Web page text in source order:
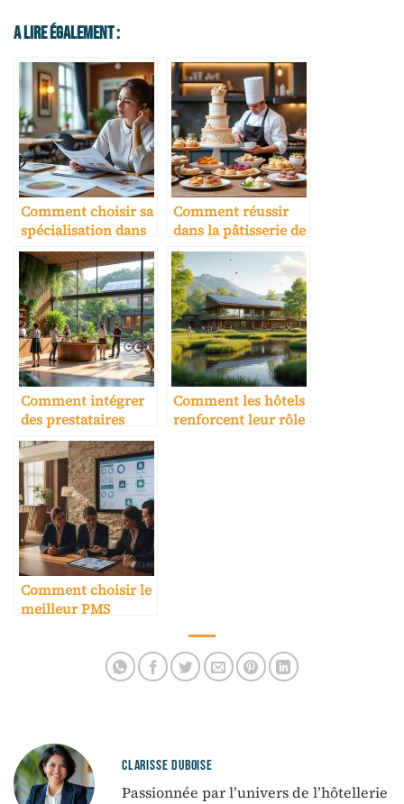
A Lire Également :
Comment choisir sa
spécialisation dans
une école hôtelière
Comment réussir
dans la pâtisserie de
luxe
Comment intégrer
des prestataires
écoresponsables
dans son offre
hôtelière
Comment les hôtels
renforcent leur rôle
Comment choisir le
meilleur PMS
établissement ?
CLARISSE DUBOISE
Passionnée par l’univers de l’hôtellerie